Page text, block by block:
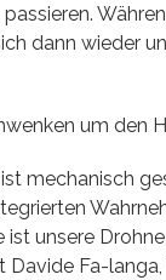
dann wieder
um den
mechanisch
unsere
Davide Fa-